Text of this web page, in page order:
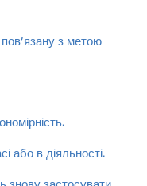
пов’язану з метою
або в діяльності.